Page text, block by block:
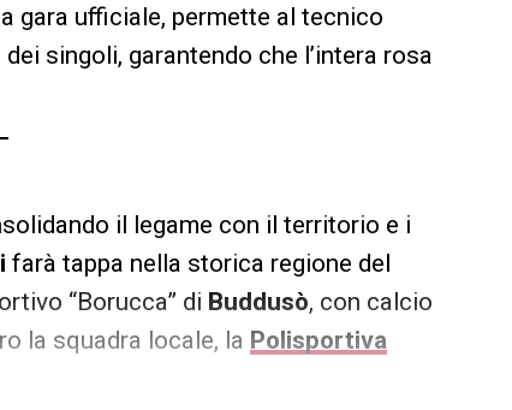
gara ufficiale, permette al tecnico
singoli, garantendo che l’intera rosa
il legame con il territorio e i
farà tappa nella storica regione del
“Borucca” di Buddusò, con calcio
la squadra locale, la Polisportiva